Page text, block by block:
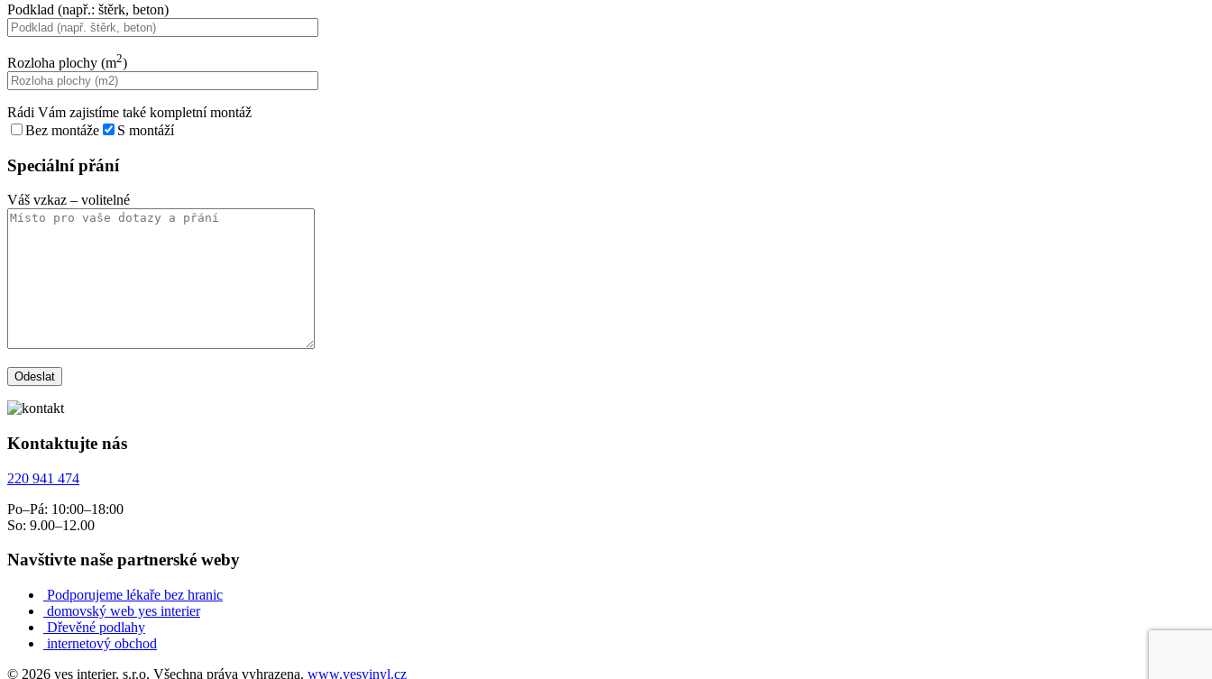
Podklad (např.: štěrk, beton)
Rozloha plochy (m2)
Rádi Vám zajistíme také kompletní montáž
Bez montáže
S montáží
Speciální přání
Váš vzkaz – volitelné
Kontaktujte nás
220 941 474
Po–Pá: 10:00–18:00
So: 9.00–12.00
Navštivte naše partnerské weby
Podporujeme lékaře bez hranic
domovský web yes interier
Dřevěné podlahy
internetový obchod
© 2026 yes interier, s.r.o. Všechna práva vyhrazena. www.yesvinyl.cz